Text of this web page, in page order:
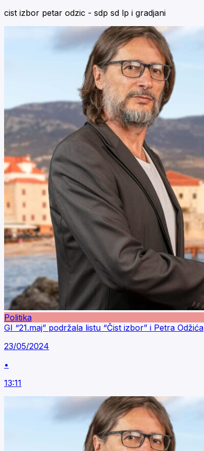
cist izbor petar odzic - sdp sd lp i gradjani
Politika
GI “21.maj” podržala listu “Čist izbor” i Petra Odžića
23/05/2024
•
13:11